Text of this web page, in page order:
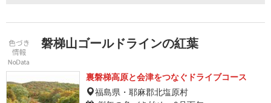
磐梯山ゴールドラインの紅葉
裏磐梯高原と会津をつなぐドライブコース
福島県・耶麻郡北塩原村